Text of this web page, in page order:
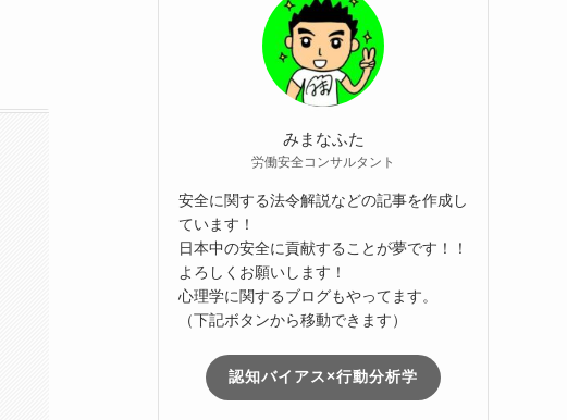
みまなふた
労働安全コンサルタント
安全に関する法令解説などの記事を作成し
ています！
日本中の安全に貢献することが夢です！！
よろしくお願いします！
心理学に関するブログもやってます。
（下記ボタンから移動できます）
認知バイアス×行動分析学